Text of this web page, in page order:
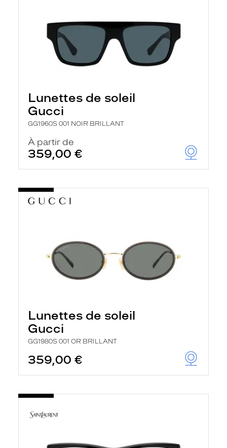
Lunettes de soleil
Gucci
GG1960S 001 NOIR BRILLANT
À partir de
359,00 €
Lunettes de soleil
Gucci
GG1980S 001 OR BRILLANT
359,00 €